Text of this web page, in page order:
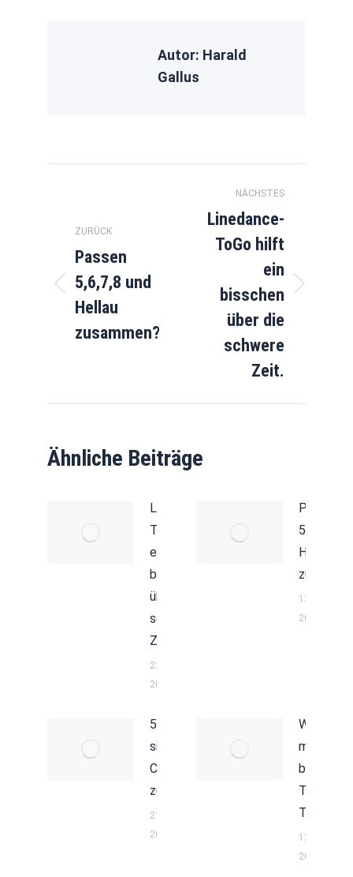
Autor: Harald
Gallus
Kommentarnavigation
ZURÜCK
Vorheriger
Beitrag:
Passen
5,6,7,8 und
Hellau
zusammen?
NÄCHSTES
Nächster
Beitrag:
Linedance-
ToGo hilft
ein
bisschen
über die
schwere
Zeit.
Ähnliche Beiträge
Linedance-
ToGo hilft
ein
bisschen
über die
schwere
Zeit.
23. März
2020
Passen
5,6,7,8
Hellau
13. Februar
2020
5 Tricks, um
sich an eine
Choreografie
zu erinnern.
21. November
2019
Wie wird
man ein/e
bessere/r
Tänzer/
Teil 4
12.
2019